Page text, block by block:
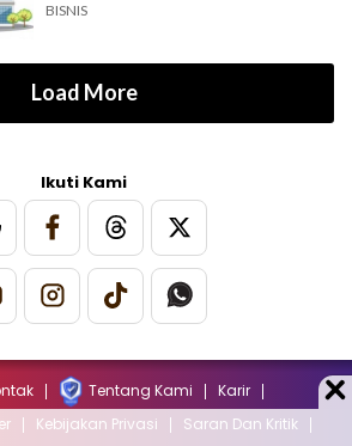
BISNIS
Load More
Ikuti Kami
Tentang Kami
Karir
Kebijakan Privasi Saran Dan Kritik